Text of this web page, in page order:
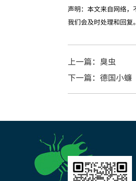
声明：本文来自网络，
我们会及时处理和回复。
上一篇：臭虫
下一篇：德国小蠊